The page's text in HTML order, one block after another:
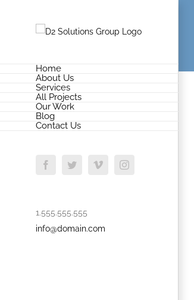
Home
About Us
Services
All Projects
Our Work
Blog
Contact Us
FacebookTwitterVimeoInstagram
1.555.555.555
info@domain.com